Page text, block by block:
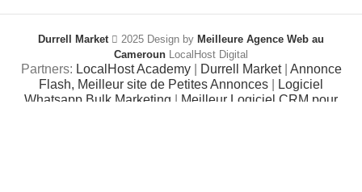
Durrell Market 2025 Design by Meilleure Agence Web au
Cameroun LocalHost Digital
Partners: LocalHost Academy| Durrell Market| Annonce
Flash, Meilleur site de Petites Annonces
Logiciel
Whatsapp Bulk Marketing | Meilleur Logiciel CRM pour